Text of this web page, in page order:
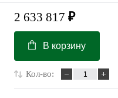
2 633 817 ₽
В корзину
Кол-во: